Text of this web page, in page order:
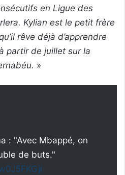
en Ligue des
Kylian est le petit frère
rêve déjà d’apprendre
partir de juillet sur la
»
: "Avec Mbappé, on
de buts."